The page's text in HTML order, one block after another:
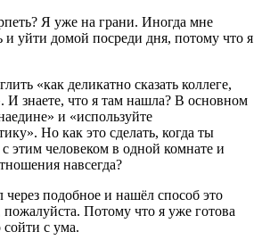
Я уже на грани. Иногда мне
и уйти домой посреди дня, потому что я
«как деликатно сказать коллеге,
И знаете, что я там нашла? В основном
и «используйте
Но как это сделать, когда ты
этим человеком в одной комнате и
навсегда?
через подобное и нашёл способ это
Потому что я уже готова
сойти с ума.